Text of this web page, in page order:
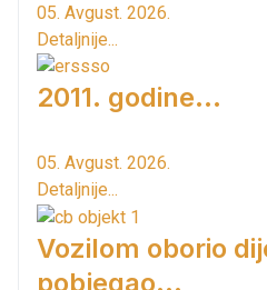
05. Avgust. 2026.
Detaljnije...
2011. godine...
05. Avgust. 2026.
Detaljnije...
Vozilom oborio
pobjegao...